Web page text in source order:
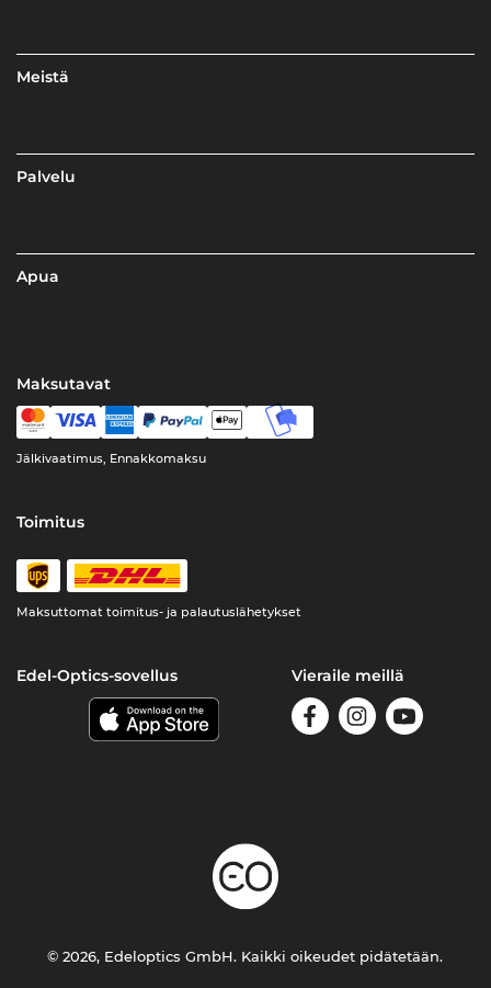
Meistä
Palvelu
Apua
Maksutavat
Jälkivaatimus, Ennakkomaksu
Toimitus
Maksuttomat toimitus- ja palautuslähetykset
Edel-Optics-sovellus Vieraile meillä
© 2026, Edeloptics GmbH. Kaikki oikeudet pidätetään.